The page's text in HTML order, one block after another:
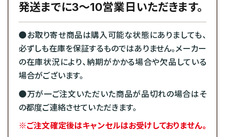
発送までに3～10営業日いただきます。
●お取り寄せ商品は購入可能な状態にありましても、
必ずしも在庫を保証するものではありません。メーカー
の在庫状況により、納期がかかる場合や欠品している
場合がございます。
●万が一ご注文いただいた商品が品切れの場合はそ
の都度ご連絡させていただきます。
※ご注文確定後はキャンセルはお受けしておりません。